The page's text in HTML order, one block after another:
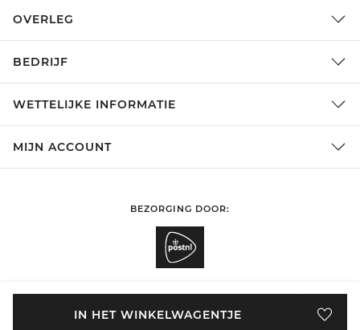
IN HET WINKELWAGENTJE
OVERLEG
BEDRIJF
WETTELIJKE INFORMATIE
MIJN ACCOUNT
BEZORGING DOOR: